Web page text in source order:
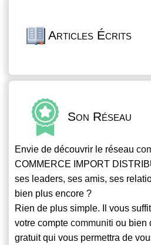
Articles Écrits
Son Réseau
Envie de découvrir le réseau
COMMERCE IMPORT
ses leaders, ses amis, ses
bien plus encore ?
Rien de plus simple. Il vous
votre compte communiti ou bien
gratuit qui vous permettra de